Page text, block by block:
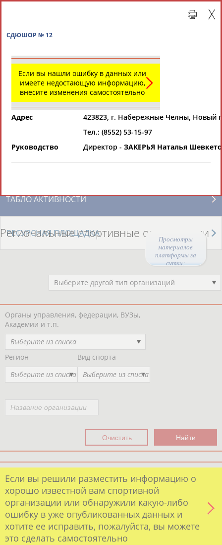
Просмотры
материалов
платформы за
сутки:
Региональные спортивные организации
СВОДНЫЕ ИНДЕКСЫ
ТАБЛО АКТИВНОСТИ
РЕСУРСНАЯ ПЛОЩАДКА
Региональные спортивные организации
Выберите другой тип организаций
Органы управления, федерации, ВУЗы,
Академии и т.п.
Выберите из списка
Регион
Выберите из списка
Вид спорта
Выберите из списка
Если вы решили разместить информацию о
хорошо известной вам спортивной
организации или обнаружили какую-либо
ошибку в уже опубликованных данных и
хотите ее исправить, пожалуйста, вы можете
это сделать самостоятельно
Если вы нашли ошибку в данных или
имеете недостающую информацию,
внесите изменения самостоятельно
Адрес
423823, г. Набережные Челны, Новый
Тел.: (8552) 53-15-97
Руководство
Директор - ЗАКЕРЬЯ Наталья